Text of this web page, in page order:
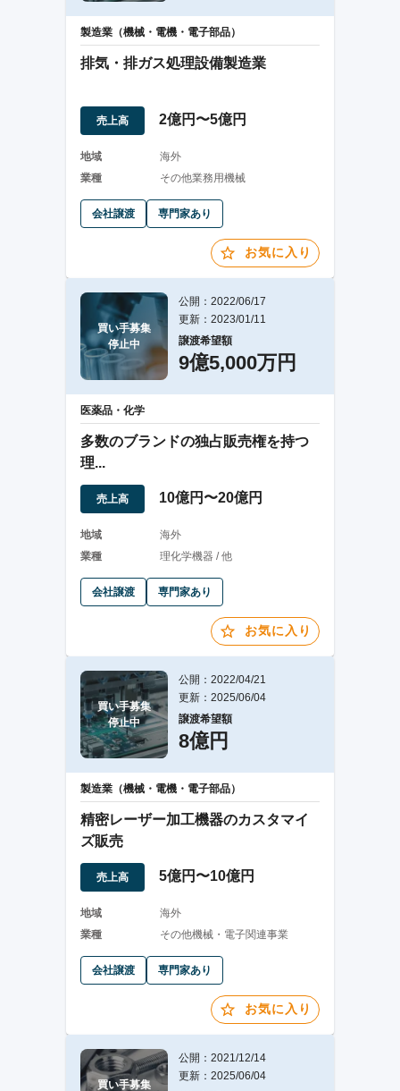
製造業（機械・電機・電子部品）
排気・排ガス処理設備製造業
売上高 2億円〜5億円
地域
海外
業種
その他業務用機械
会社譲渡 専門家あり
お気に入り
買い手募集
停止中
公開：2022/06/17
更新：2023/01/11
譲渡希望額
9億5,000万円
医薬品・化学
多数のブランドの独占販売権を持つ
理...
売上高 10億円〜20億円
地域
海外
業種
理化学機器 / 他
会社譲渡 専門家あり
お気に入り
買い手募集
停止中
公開：2022/04/21
更新：2025/06/04
譲渡希望額
8億円
製造業（機械・電機・電子部品）
精密レーザー加工機器のカスタマイ
ズ販売
売上高 5億円〜10億円
地域
海外
業種
その他機械・電子関連事業
会社譲渡 専門家あり
お気に入り
買い手募集
公開：2021/12/14
更新：2025/06/04